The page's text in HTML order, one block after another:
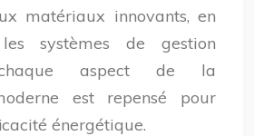
matériaux innovants, en
systèmes de gestion
chaque aspect de la
est repensé pour
énergétique.